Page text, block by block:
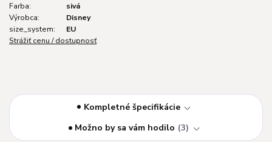
Farba:
sivá
Výrobca:
Disney
size_system:
EU
Strážiť cenu / dostupnosť
Kompletné špecifikácie
Možno by sa vám hodilo 3